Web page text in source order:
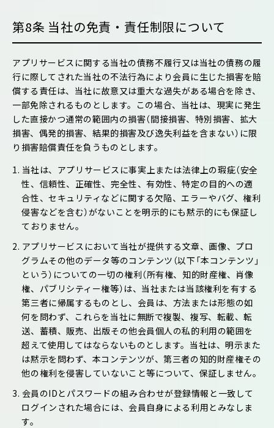
第8条 当社の免責・責任制限について
アプリサービスに関する当社の債務不履行又は当社の債務の履
行に際してされた当社の不法行為により会員に生じた損害を賠
償する責任は、当社に故意又は重大な過失がある場合を除き、
一部免除されるものとします。この場合、当社は、現実に発生
した直接かつ通常の範囲内の損害（間接損害、特別損害、拡大
損害、偶発的損害、結果的損害及び逸失利益を含まない）に限
り損害賠償責任を負うものとします。
1. 当社は、アプリサービスに事実上または法律上の瑕疵（安全
性、信頼性、正確性、完全性、有効性、特定の目的への適
合性、セキュリティなどに関する欠陥、エラーやバグ、権利
侵害などを含む）がないことを明示的にも黙示的にも保証し
ておりません。
2. アプリサービスにおいて当社が提供する文章、画像、プロ
グラムその他のデータ等のコンテンツ（以下「本コンテンツ」
という）についての一切の権利（所有権、知的財産権、肖像
権、パブリシティー権等）は、当社または当該権利を有する
第三者に帰属するものとし、会員は、方法または形態の如
何を問わず、これらを当社に無断で複製、複写、転載、転
送、蓄積、販売、出版その他会員個人の私的利用の範囲を
超えて使用してはならないものとします。当社は、明示また
は黙示を問わず、本コンテンツが、第三者の知的財産権その
他の権利を侵害していないこと等について、保証しません。
3. 会員のIDとパスワードの組み合わせが登録情報と一致して
ログインされた場合には、会員自身による利用とみなしま
す。